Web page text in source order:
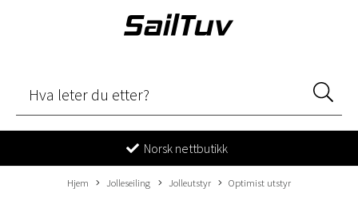
Norsk nettbutikk
Hjem Jolleseiling Jolleutstyr Optimist utstyr